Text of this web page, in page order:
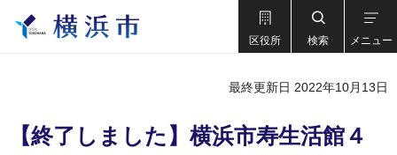
区役所 検索 メニュー
最終更新日 2022年10月13日
【終了しました】横浜市寿⽣活館４